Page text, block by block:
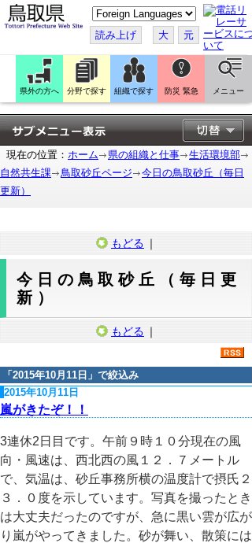
こ
の
ペ
ー
ジ
翻
訳
す
る
読み上げ 大 元
県外の方へ 分野で探す 組織で探す 防災 緊急 メニュー
現在の位置： ホーム 県の組織と仕事
生活環境部
自然共生課
鳥取砂丘ページ
今日の鳥取砂丘（毎日
更新）
もどる ｜
今日の鳥取砂丘（毎日更
新）
もどる ｜
「 2015年10月11日 」で絞込み
2015年10月11日
嵐がきたぞ！！
3連休2日目です。午前９時１０分現在の風
向・風速は、西北西の風１２．７メートル
で、気温は、砂丘事務所横の温度計で摂氏２
３．０度を示しています。写真を撮ったとき
は大丈夫だったのですが、急に黒い雲が広が
り嵐がやってきました。砂が舞い、散策には